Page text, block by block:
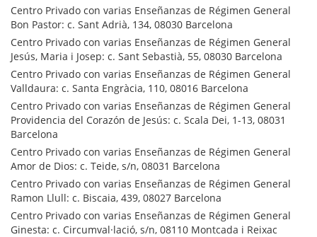
Centro Privado con varias Enseñanzas de Régimen General
Bon Pastor: c. Sant Adrià, 134, 08030 Barcelona
Centro Privado con varias Enseñanzas de Régimen General
Jesús, Maria i Josep: c. Sant Sebastià, 55, 08030 Barcelona
Centro Privado con varias Enseñanzas de Régimen General
Valldaura: c. Santa Engràcia, 110, 08016 Barcelona
Centro Privado con varias Enseñanzas de Régimen General
Providencia del Corazón de Jesús: c. Scala Dei, 1-13, 08031
Barcelona
Centro Privado con varias Enseñanzas de Régimen General
Amor de Dios: c. Teide, s/n, 08031 Barcelona
Centro Privado con varias Enseñanzas de Régimen General
Ramon Llull: c. Biscaia, 439, 08027 Barcelona
Centro Privado con varias Enseñanzas de Régimen General
Ginesta: c. Circumval·lació, s/n, 08110 Montcada i Reixac